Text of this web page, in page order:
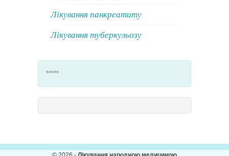
Лікування панкреатиту
Лікування туберкульозу
*****